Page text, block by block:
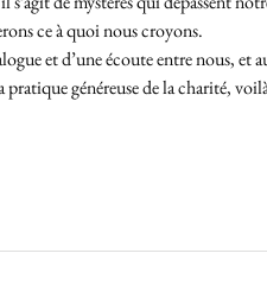
ce à quoi nous croyons.
et d’une écoute entre nous, et
généreuse de la charité,